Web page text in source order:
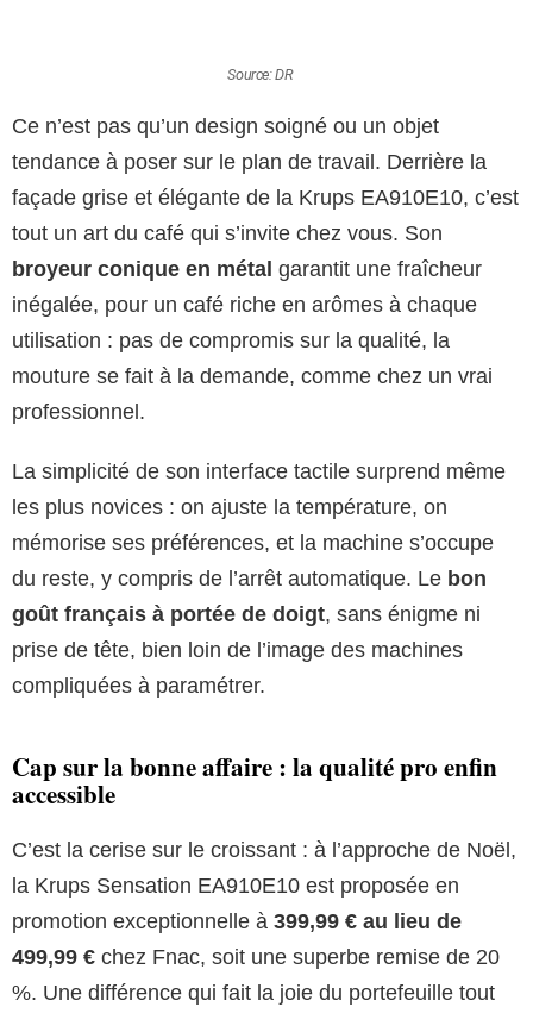
Source: DR
Ce n’est pas qu’un design soigné ou un objet
tendance à poser sur le plan de travail. Derrière la
façade grise et élégante de la Krups EA910E10, c’est
tout un art du café qui s’invite chez vous. Son
broyeur conique en métal garantit une fraîcheur
inégalée, pour un café riche en arômes à chaque
utilisation : pas de compromis sur la qualité, la
mouture se fait à la demande, comme chez un vrai
professionnel.
La simplicité de son interface tactile surprend même
les plus novices : on ajuste la température, on
mémorise ses préférences, et la machine s’occupe
du reste, y compris de l’arrêt automatique. Le bon
goût français à portée de doigt, sans énigme ni
prise de tête, bien loin de l’image des machines
compliquées à paramétrer.
Cap sur la bonne affaire : la qualité pro enfin
accessible
C’est la cerise sur le croissant : à l’approche de Noël,
la Krups Sensation EA910E10 est proposée en
promotion exceptionnelle à 399,99 € au lieu de
499,99 € chez Fnac, soit une superbe remise de 20
%. Une différence qui fait la joie du portefeuille tout